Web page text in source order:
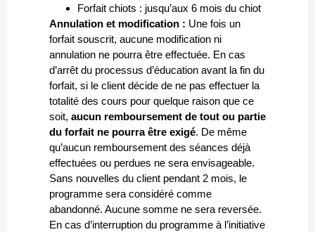
Forfait chiots : jusqu’aux 6 mois du chiot
Annulation et modification : Une fois un
forfait souscrit, aucune modification ni
annulation ne pourra être effectuée. En cas
d’arrêt du processus d’éducation avant la fin du
forfait, si le client décide de ne pas effectuer la
totalité des cours pour quelque raison que ce
soit, aucun remboursement de tout ou partie
du forfait ne pourra être exigé. De même
qu’aucun remboursement des séances déjà
effectuées ou perdues ne sera envisageable.
Sans nouvelles du client pendant 2 mois, le
programme sera considéré comme
abandonné. Aucune somme ne sera reversée.
En cas d’interruption du programme à l’initiative